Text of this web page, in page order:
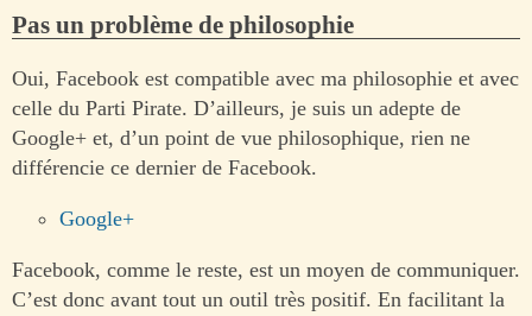
Pas un problème de philosophie
Oui, Facebook est compatible avec ma philosophie et avec
celle du Parti Pirate. D’ailleurs, je suis un adepte de
Google+ et, d’un point de vue philosophique, rien ne
différencie ce dernier de Facebook.
Google+
Facebook, comme le reste, est un moyen de communiquer.
C’est donc avant tout un outil très positif. En facilitant la